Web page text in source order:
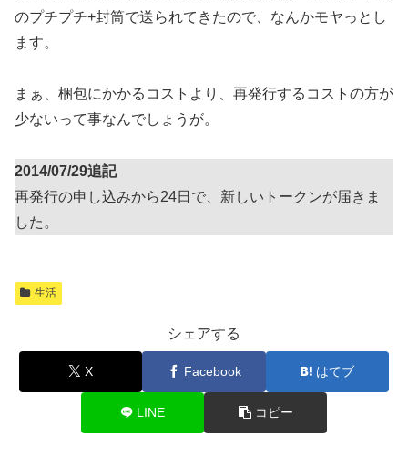
のプチプチ+封筒で送られてきたので、なんかモヤっとし
ます。
まぁ、梱包にかかるコストより、再発行するコストの方が
少ないって事なんでしょうが。
2014/07/29追記
再発行の申し込みから24日で、新しいトークンが届きま
した。
生活
シェアする
X Facebook はてブ
LINE コピー